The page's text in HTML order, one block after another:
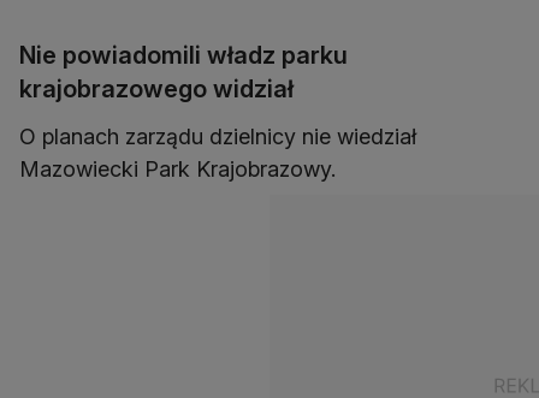
Nie powiadomili władz parku
krajobrazowego widział
O planach zarządu dzielnicy nie wiedział
Mazowiecki Park Krajobrazowy.